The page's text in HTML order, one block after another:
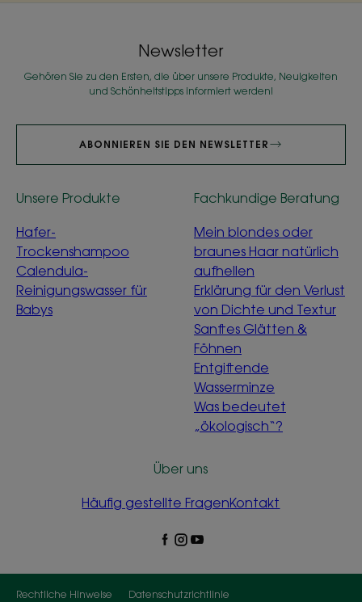
Newsletter
Gehören Sie zu den Ersten, die über unsere Produkte, Neuigkeiten
und Schönheitstipps informiert werden!
ABONNIEREN SIE DEN NEWSLETTER
Unsere Produkte
Hafer-
Trockenshampoo
Calendula-
Reinigungswasser für
Babys
Fachkundige Beratung
Mein blondes oder
braunes Haar natürlich
aufhellen
Erklärung für den Verlust
von Dichte und Textur
Sanftes Glätten &
Föhnen
Entgiftende
Wasserminze
Was bedeutet
„ökologisch“?
Über uns
Häufig gestellte FragenKontakt
Rechtliche Hinweise
Datenschutzrichtlinie